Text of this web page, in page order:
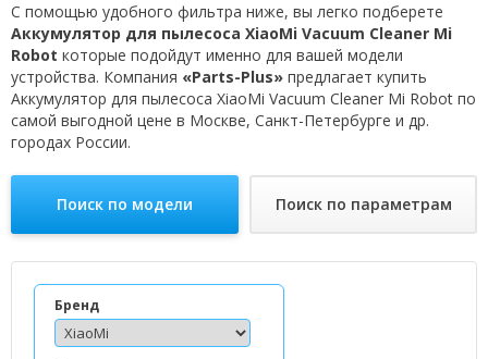
С помощью удобного фильтра ниже, вы легко подберете
Аккумулятор для пылесоса XiaoMi Vacuum Cleaner Mi
Robot которые подойдут именно для вашей модели
устройства. Компания «Parts-Plus» предлагает купить
Аккумулятор для пылесоса XiaoMi Vacuum Cleaner Mi Robot по
самой выгодной цене в Москве, Санкт-Петербурге и др.
городах России.
Поиск по модели Поиск по параметрам
Бренд